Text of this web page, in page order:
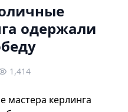
одержали
1,414